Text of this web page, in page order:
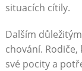
situacích cítily.
Dalším
chování.
své pocity a